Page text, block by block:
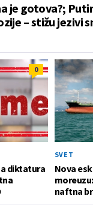
je gotova?;
– stižu jezivi
0
diktatura
SVET
Nova
naftna